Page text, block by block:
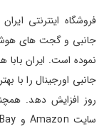
فروشگاه اینترنتی
نموده است. ایران
جانبی اورجینال را با
روز افزایش دهد.